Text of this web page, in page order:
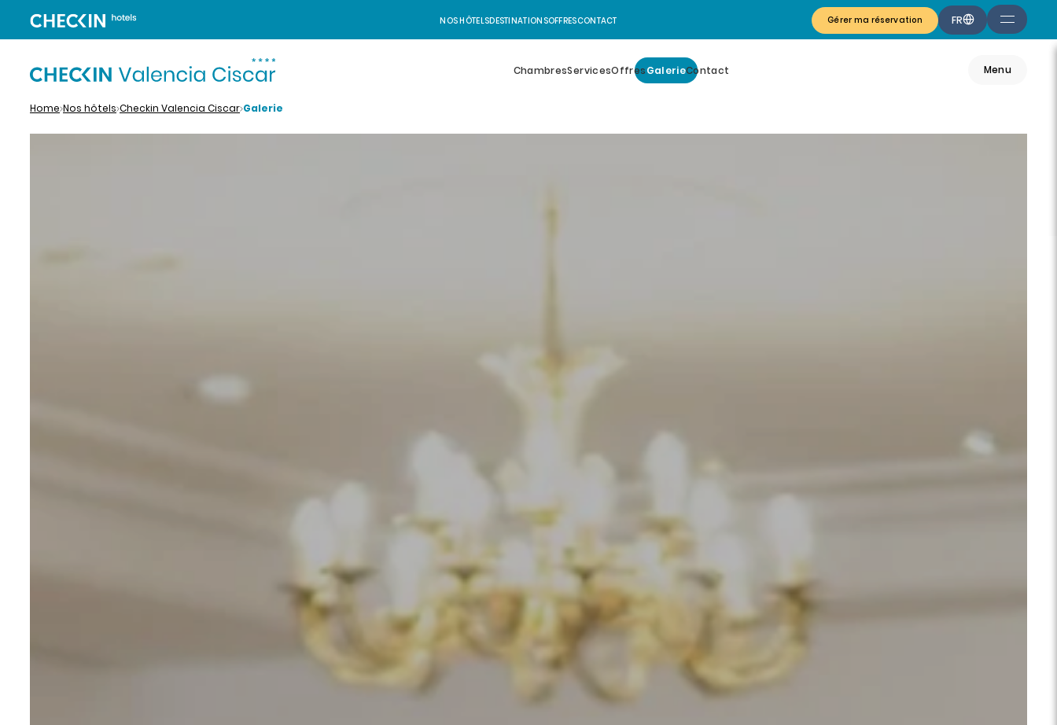
NOS HÔTELSDESTINATIONSOFFRESCONTACT
ChambresServicesOffresGalerieContact
Gérer ma réservation FR
Menu
Home Nos hôtels Checkin Valencia Ciscar Galerie